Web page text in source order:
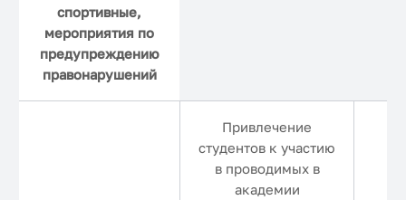
спортивные,
мероприятия по
предупреждению
правонарушений
Привлечение
студентов к участию
в проводимых в
академии